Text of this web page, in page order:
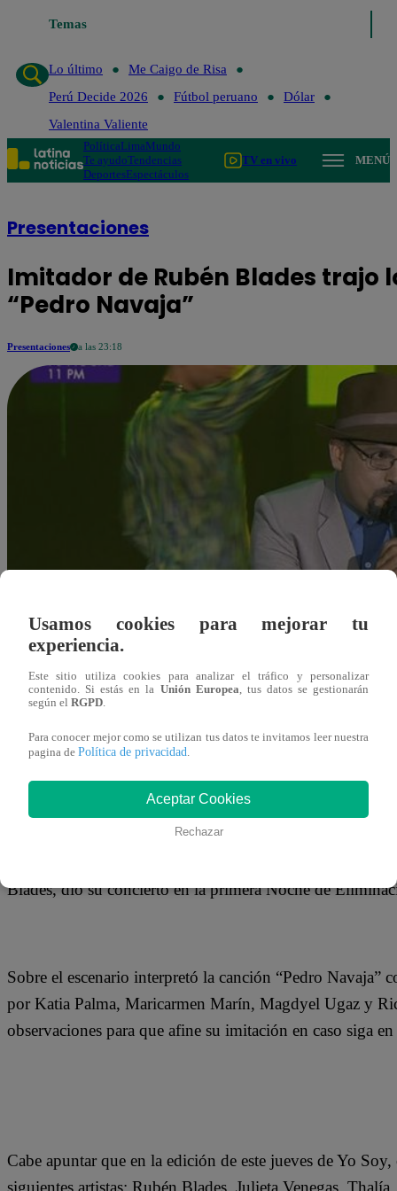
Temas
Lo último
Me Caigo de Risa
Perú Decide 2026
Fútbol peruano
Dólar
Valentina Valiente
PolíticaLimaMundo
Te ayudoTendencias
DeportesEspectáculos
TV en vivo MENÚ
Presentaciones
Imitador de Rubén Blades trajo
“Pedro Navaja”
Presentaciones a las 23:18
Redacción Latina
22 de noviembre 2018
Blades, dio su concierto en la primera Noche de
Sobre el escenario interpretó la canción “Pedro
por Katia Palma, Maricarmen Marín, Magdyel Ugaz y
observaciones para que afine su imitación en caso siga en
Cabe apuntar que en la edición de este jueves de Yo
siguientes artistas: Rubén Blades, Julieta Venegas,
Usamos cookies para mejorar tu
experiencia.
Este sitio utiliza cookies para analizar el tráfico y personalizar
contenido. Si estás en la Unión Europea, tus datos se gestionarán
según el RGPD.
Para conocer mejor como se utilizan tus datos te invitamos leer nuestra
pagina de Política de privacidad.
Aceptar Cookies
Rechazar